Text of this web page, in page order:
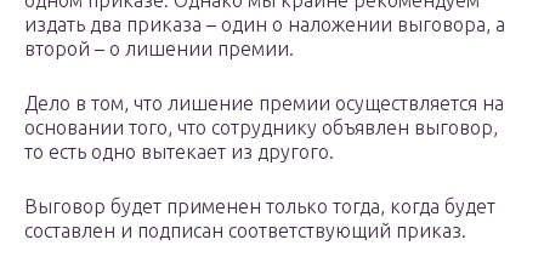
издать два приказа – один о наложении выговора, а
второй – о лишении премии.
Дело в том, что лишение премии осуществляется на
основании того, что сотруднику объявлен выговор,
то есть одно вытекает из другого.
Выговор будет применен только тогда, когда будет
составлен и подписан соответствующий приказ.